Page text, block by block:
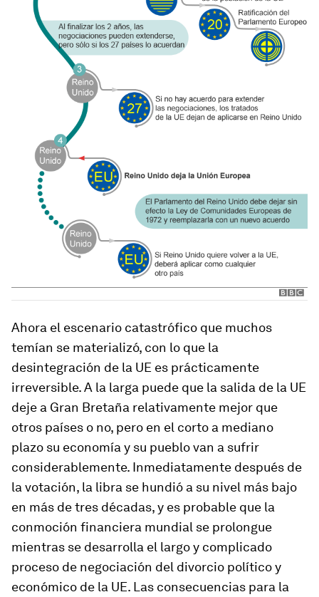
Ahora el escenario catastrófico que muchos
temían se materializó, con lo que la
desintegración de la UE es prácticamente
irreversible. A la larga puede que la salida de la UE
deje a Gran Bretaña relativamente mejor que
otros países o no, pero en el corto a mediano
plazo su economía y su pueblo van a sufrir
considerablemente. Inmediatamente después de
la votación, la libra se hundió a su nivel más bajo
en más de tres décadas, y es probable que la
conmoción financiera mundial se prolongue
mientras se desarrolla el largo y complicado
proceso de negociación del divorcio político y
económico de la UE. Las consecuencias para la